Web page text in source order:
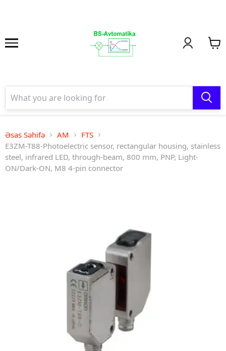
Əsas Səhifə AM
FTS
E3ZM-T88-Photoelectric sensor, rectangular housing, stainless
steel, infrared LED, through-beam, 800 mm, PNP, Light-
ON/Dark-ON, M8 4-pin connector